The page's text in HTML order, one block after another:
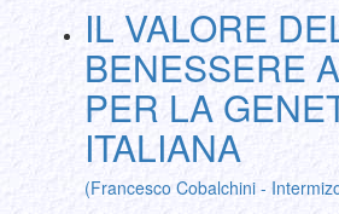
IL VALORE
BENESSERE
PER LA
ITALIANA
(Francesco Cobalchini -